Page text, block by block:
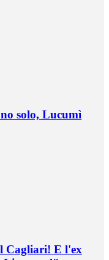
solo, Lucumì
Cagliari! E l'ex